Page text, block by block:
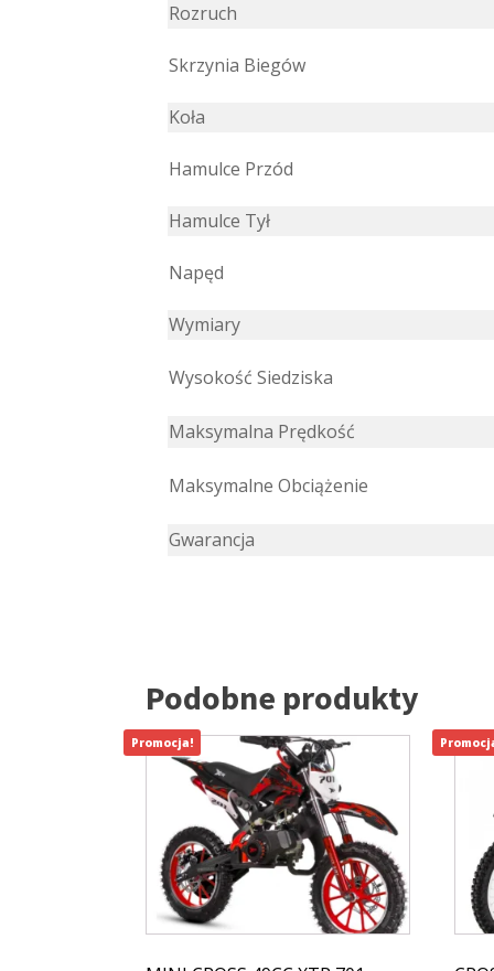
Rozruch
Skrzynia Biegów
Koła
Hamulce Przód
Hamulce Tył
Napęd
Wymiary
Wysokość Siedziska
Maksymalna Prędkość
Maksymalne Obciążenie
Gwarancja
Podobne produkty
Promocja!